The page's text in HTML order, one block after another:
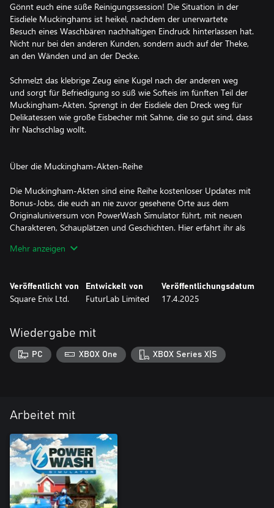
Gönnt euch eine süße Reinigungssession! Die Situation in der
Eisdiele Muckinghams ist heikel, nachdem der unerwartete
Besuch eines Waschbären nachhaltigen Eindruck hinterlassen hat.
Nicht nur bei den anderen Kunden, sondern auch auf der Theke,
an den Wänden und an der Decke.
Schmelzt das klebrige Zeug eine Kugel nach der anderen weg
und sorgt für Befriedigung so süß wie Softeis im fünften Teil der
Muckingham-Akten. Sprengt in der Eisdiele den Dreck weg für
Delikatessen wie große Eisbecher mit Sahne, die so gut sind, dass
ihr Nachschlag wollt.
Über die Muckingham-Akten-Reihe
Die Muckingham-Akten sind eine Reihe kostenloser Updates mit
Bonus-Jobs, die euch an nie zuvor gesehene Orte aus dem
Originaluniversum von PowerWash Simulator führt, mit neuen
Charakteren, Schauplätzen und Geschichten. Hier erfahrt ihr als
Revier und seine Bewohner.
Mehr anzeigen
Veröffentlicht von
Square Enix Ltd.
Entwickelt von
FuturLab Limited
Veröffentlichungsdatum
17.4.2025
Wiedergabe mit
PC XBOX One XBOX Series X|S
Arbeitet mit